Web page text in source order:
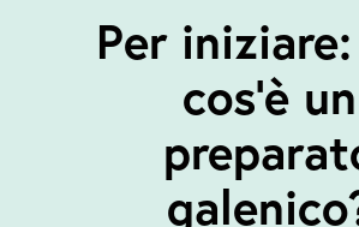
Per
cos’è un